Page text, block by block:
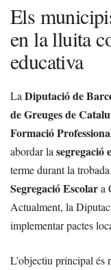
Els
en la lluita
educativa
La Diputació de
de Greuges de
Formació
abordar la segregació
terme durant la
Segregació Escolara
Actualment, la
implementar pactes
L’objectiu principal és